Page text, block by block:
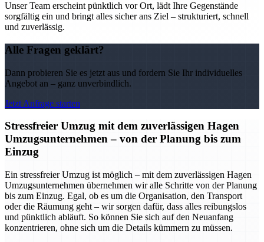
Unser Team erscheint pünktlich vor Ort, lädt Ihre Gegenstände
sorgfältig ein und bringt alles sicher ans Ziel – strukturiert, schnell
und zuverlässig.
Alle Fragen geklärt?
Dann probieren Sie es jetzt aus und fordern Sie Ihr individuelles
Angebot an – ganz unverbindlich.
Jetzt Anfrage starten
Stressfreier Umzug mit dem zuverlässigen Hagen
Umzugsunternehmen – von der Planung bis zum
Einzug
Ein stressfreier Umzug ist möglich – mit dem zuverlässigen Hagen
Umzugsunternehmen übernehmen wir alle Schritte von der Planung
bis zum Einzug. Egal, ob es um die Organisation, den Transport
oder die Räumung geht – wir sorgen dafür, dass alles reibungslos
und pünktlich abläuft. So können Sie sich auf den Neuanfang
konzentrieren, ohne sich um die Details kümmern zu müssen.